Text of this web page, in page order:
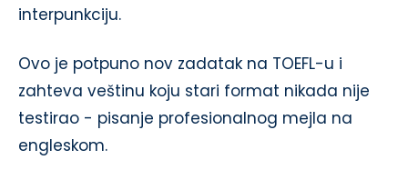
interpunkciju.
Ovo je potpuno nov zadatak na TOEFL-u i
zahteva veštinu koju stari format nikada nije
testirao - pisanje profesionalnog mejla na
engleskom.